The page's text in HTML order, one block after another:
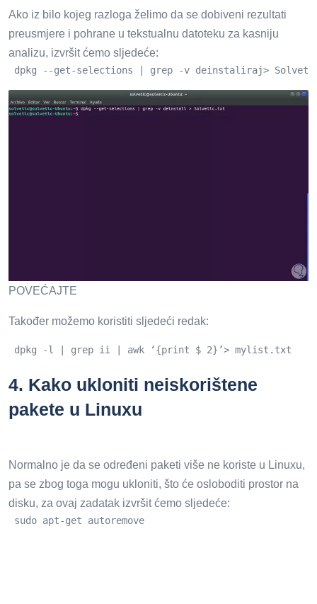
Ako iz bilo kojeg razloga želimo da se dobiveni rezultati
preusmjere i pohrane u tekstualnu datoteku za kasniju
analizu, izvršit ćemo sljedeće:
dpkg --get-selections | grep -v deinstaliraj>
POVEĆAJTE
Također možemo koristiti sljedeći redak:
dpkg -l | grep ii | awk ‘{print $ 2}’> mylist.txt
4. Kako ukloniti neiskorištene
pakete u Linuxu
Normalno je da se određeni paketi više ne koriste u Linuxu,
pa se zbog toga mogu ukloniti, što će osloboditi prostor na
disku, za ovaj zadatak izvršit ćemo sljedeće:
sudo apt-get autoremove